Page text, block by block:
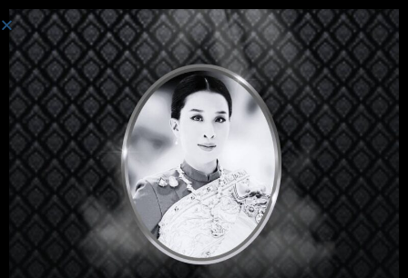
We are Under Maintenance.
Will be Back Soon!